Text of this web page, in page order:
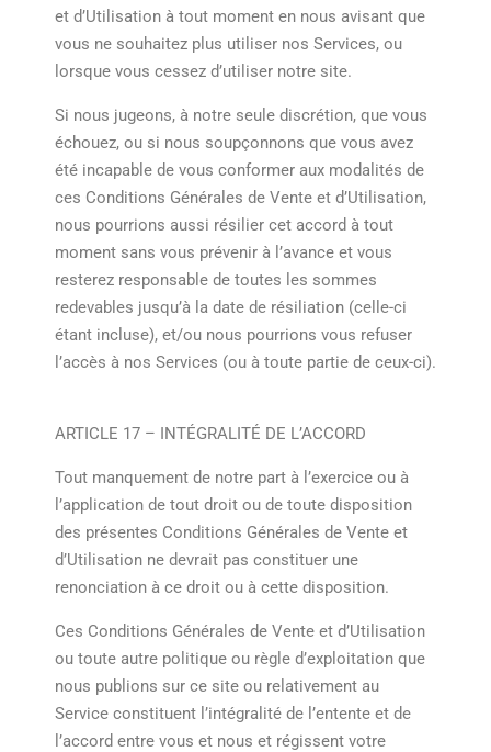
et d’Utilisation à tout moment en nous avisant que
vous ne souhaitez plus utiliser nos Services, ou
lorsque vous cessez d’utiliser notre site.
Si nous jugeons, à notre seule discrétion, que vous
échouez, ou si nous soupçonnons que vous avez
été incapable de vous conformer aux modalités de
ces Conditions Générales de Vente et d’Utilisation,
nous pourrions aussi résilier cet accord à tout
moment sans vous prévenir à l’avance et vous
resterez responsable de toutes les sommes
redevables jusqu’à la date de résiliation (celle-ci
étant incluse), et/ou nous pourrions vous refuser
l’accès à nos Services (ou à toute partie de ceux-ci).
ARTICLE 17 – INTÉGRALITÉ DE L’ACCORD
Tout manquement de notre part à l’exercice ou à
l’application de tout droit ou de toute disposition
des présentes Conditions Générales de Vente et
d’Utilisation ne devrait pas constituer une
renonciation à ce droit ou à cette disposition.
Ces Conditions Générales de Vente et d’Utilisation
ou toute autre politique ou règle d’exploitation que
nous publions sur ce site ou relativement au
Service constituent l’intégralité de l’entente et de
l’accord entre vous et nous et régissent votre